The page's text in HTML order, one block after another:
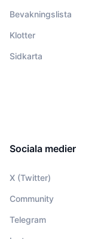
Bevakningslista
Klotter
Sidkarta
Sociala medier
X (Twitter)
Community
Telegram